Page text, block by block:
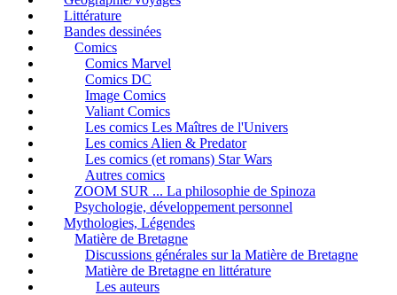
Littérature
Bandes dessinées
Comics
Comics Marvel
Comics DC
Image Comics
Valiant Comics
Les comics Les Maîtres de l'Univers
Les comics Alien & Predator
Les comics (et romans) Star Wars
Autres comics
ZOOM SUR ... La philosophie de Spinoza
Psychologie, développement personnel
Mythologies, Légendes
Matière de Bretagne
Discussions générales sur la Matière de Bretagne
Matière de Bretagne en littérature
Les auteurs